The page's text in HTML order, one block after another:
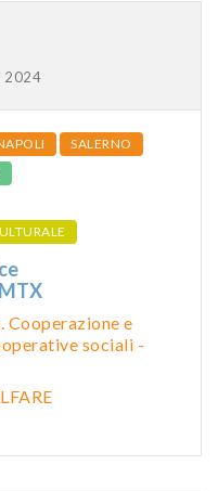
2024
SALERNO
Cooperazione e
sociali -